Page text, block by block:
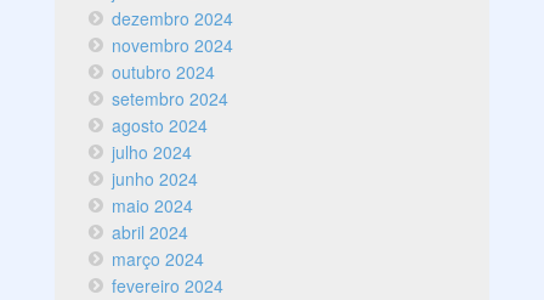
dezembro 2024
novembro 2024
outubro 2024
setembro 2024
agosto 2024
julho 2024
junho 2024
maio 2024
abril 2024
março 2024
fevereiro 2024